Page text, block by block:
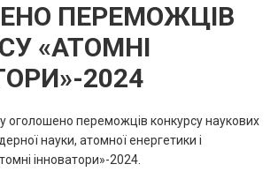
ПЕРЕМОЖЦІВ
«АТОМНІ
2024
оголошено переможців конкурсу наукових
науки, атомної енергетики і
інноватори»-2024.